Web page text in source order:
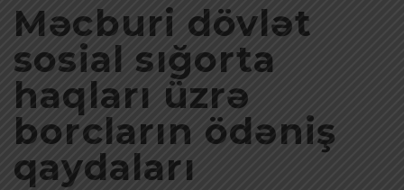
Məcburi dövlət
sosial sığorta
haqları üzrə
borcların ödəniş
qaydaları